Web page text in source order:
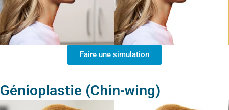
Faire une simulation
Génioplastie (Chin-wing)